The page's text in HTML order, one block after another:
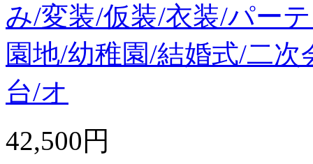
み/変装/仮装/衣装/パー
園地/幼稚園/結婚式/二
台/オ
42,500円